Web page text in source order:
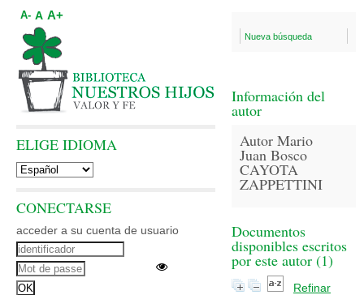
Nueva búsqueda
Información del
autor
Autor Mario
Juan Bosco
CAYOTA
ZAPPETTINI
Documentos
disponibles escritos
por este autor (1)
Refinar
A- A A+
ELIGE IDIOMA
CONECTARSE
acceder a su cuenta de usuario